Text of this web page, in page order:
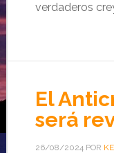
verdaderos
El
será
26/08/2024POR